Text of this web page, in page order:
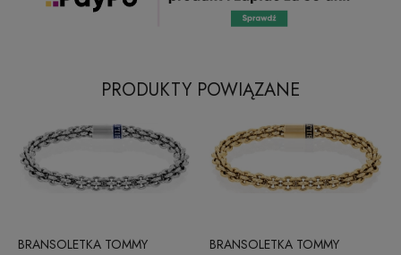
PRODUKTY POWIĄZANE
BRANSOLETKA TOMMY
BRANSOLETKA TOMMY